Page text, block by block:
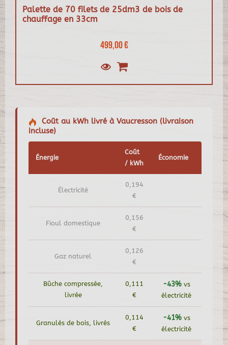
Palette de 70 filets de 25dm3 de bois de
chauffage en 33cm
499,00 €
Coût au kWh livré à Vaucresson (livraison
incluse)
Énergie
Coût
/ kWh
Économie
Électricité
0,194
€
Fioul domestique
0,156
€
Gaz naturel
0,126
€
Bûche compressée,
livrée
0,111
€
-43%vs
électricité
Granulés de bois, livrés
0,114
€
-41%vs
électricité